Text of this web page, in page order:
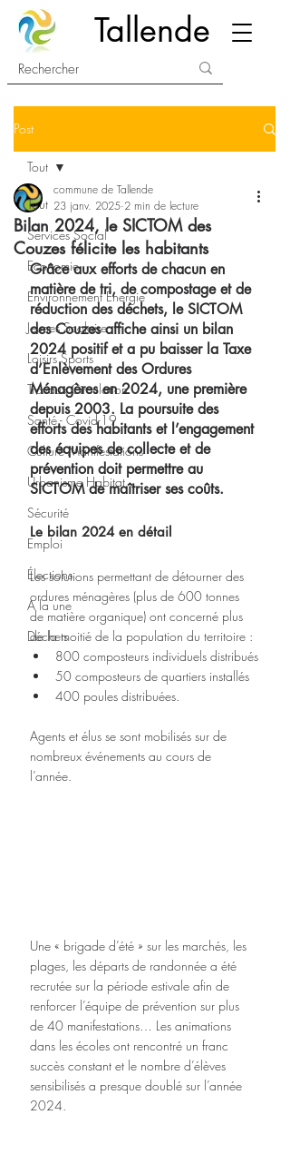
Tallende
Post
Tout
Services Social
Economie
Environnement Energie
Jeunes Scolaire
Loisirs Sports
Travaux Circulation
Santé - Covid-19
Culture Manifestations
Urbanisme Habitat
Sécurité
Emploi
Élections
A la une
Déchets
Tout
Bilan 2024, le SICTOM des
Couzes félicite les habitants
commune de Tallende
23 janv. 2025 2 min de lecture
Grâce aux efforts de chacun en
matière de tri, de compostage et de
réduction des déchets, le SICTOM
des Couzes affiche ainsi un bilan
2024 positif et a pu baisser la Taxe
d’Enlèvement des Ordures
Ménagères en 2024, une première
depuis 2003. La poursuite des
efforts des habitants et l’engagement
des équipes de collecte et de
prévention doit permettre au
SICTOM de maîtriser ses coûts.
Le bilan 2024 en détail
Les solutions permettant de détourner des
ordures ménagères (plus de 600 tonnes
de matière organique) ont concerné plus
de la moitié de la population du territoire :
800 composteurs individuels distribués
50 composteurs de quartiers installés
400 poules distribuées.
Agents et élus se sont mobilisés sur de
nombreux événements au cours de
l’année.
Une « brigade d’été » sur les marchés, les
plages, les départs de randonnée a été
recrutée sur la période estivale afin de
renforcer l’équipe de prévention sur plus
de 40 manifestations… Les animations
dans les écoles ont rencontré un franc
succès constant et le nombre d’élèves
sensibilisés a presque doublé sur l’année
2024.